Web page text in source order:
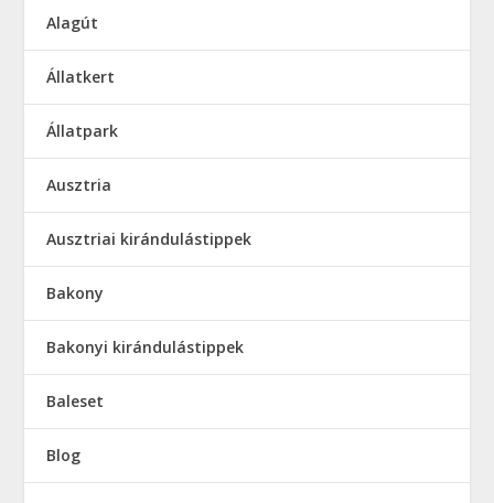
Alagút
Állatkert
Állatpark
Ausztria
Ausztriai kirándulástippek
Bakony
Bakonyi kirándulástippek
Baleset
Blog